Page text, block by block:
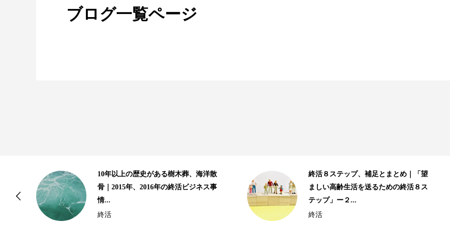
ブログ一覧ページ
10年以上の歴史がある樹木葬、海洋散
骨｜2015年、2016年の終活ビジネス事
情...
終活
終活８ステップ、補足とまとめ｜「望
ましい高齢生活を送るための終活８ス
テップ」ー２...
終活